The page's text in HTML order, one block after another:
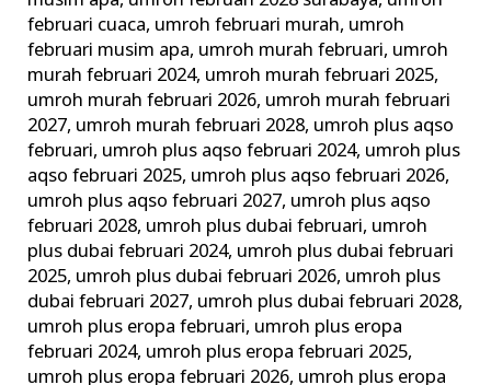
februari cuaca, umroh februari murah, umroh
februari musim apa, umroh murah februari, umroh
murah februari 2024, umroh murah februari 2025,
umroh murah februari 2026, umroh murah februari
2027, umroh murah februari 2028, umroh plus aqso
februari, umroh plus aqso februari 2024, umroh plus
aqso februari 2025, umroh plus aqso februari 2026,
umroh plus aqso februari 2027, umroh plus aqso
februari 2028, umroh plus dubai februari, umroh
plus dubai februari 2024, umroh plus dubai februari
2025, umroh plus dubai februari 2026, umroh plus
dubai februari 2027, umroh plus dubai februari 2028,
umroh plus eropa februari, umroh plus eropa
februari 2024, umroh plus eropa februari 2025,
umroh plus eropa februari 2026, umroh plus eropa